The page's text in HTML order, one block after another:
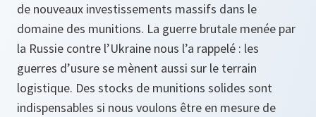
de nouveaux investissements massifs dans le
domaine des munitions. La guerre brutale menée par
la Russie contre l’Ukraine nous l’a rappelé : les
guerres d’usure se mènent aussi sur le terrain
logistique. Des stocks de munitions solides sont
indispensables si nous voulons être en mesure de